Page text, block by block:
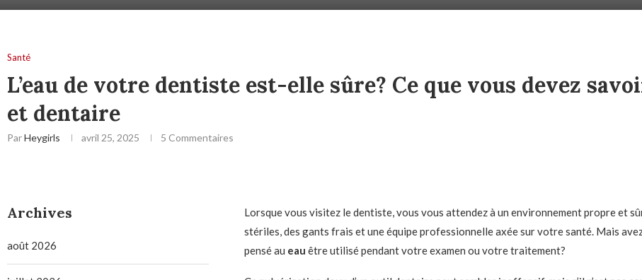
Santé
L’eau de votre dentiste est-elle sûre? Ce que vous devez
et dentaire
ParHeygirls avril 25, 2025 5 Commentaires
Lorsque vous visitez le dentiste, vous vous attendez à un environnement propre et
stériles, des gants frais et une équipe professionnelle axée sur votre santé. Mais
pensé au eau être utilisé pendant votre examen ou votre traitement?
Archives
août 2026